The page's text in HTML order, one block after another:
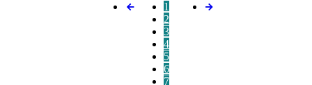
1
2
3
4
5
6
7